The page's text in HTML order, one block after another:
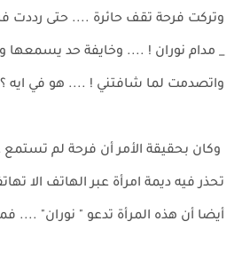
وتركت فرحة تقف حائرة .... حتى رددت
_ مدام نوران ! .... وخايفة حد يسمعها
واتصدمت لما شافتني ! .... هو في ايه
وكان بحقيقة الأمر أن فرحة لم تستمع
تحذر فيه ديمة امرأة عبر الهاتف الا
أيضا أن هذه المرأة تدعو " نوران" ....